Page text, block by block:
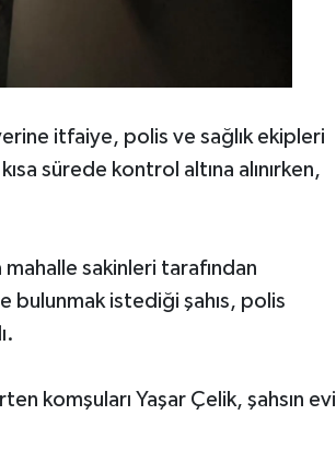
itfaiye, polis ve sağlık ekipleri
sürede kontrol altına alınırken,
sakinleri tarafından
bulunmak istediği şahıs, polis
komşuları Yaşar Çelik, şahsın evi